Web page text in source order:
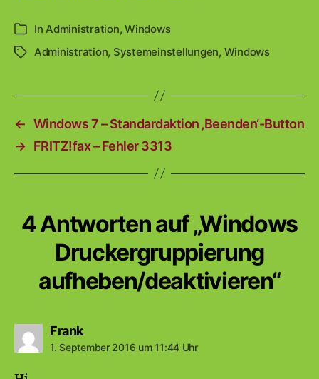
Kategorien
In Administration,Windows
Schlagwörter
Administration, Systemeinstellungen, Windows
← Windows 7 – Standardaktion ‚Beenden‘-Button
→ FRITZ!fax – Fehler 3313
4 Antworten auf „Windows
Druckergruppierung
aufheben/deaktivieren“
Franksagt:
1. September 2016 um 11:44 Uhr